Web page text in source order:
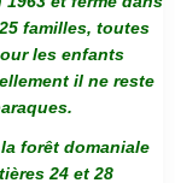
familles, toutes
les enfants
il ne reste
forêt domaniale
24 et 28